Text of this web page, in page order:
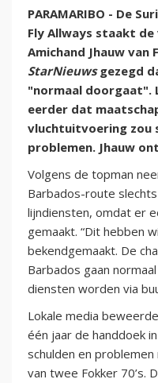
PARAMARIBO - De
Fly Allways staakt
Amichand Jhauw
StarNieuwsgezegd
"normaal doorgaat".
eerder dat
vluchtuitvoering zou
problemen. Jhauw
Volgens de topman
Barbados-route
lijndiensten, omdat er
gemaakt. “Dit hebben
bekendgemaakt. De
Barbados gaan
diensten worden via
Lokale media
één jaar de handdoek
schulden en
van twee Fokker 70’s.